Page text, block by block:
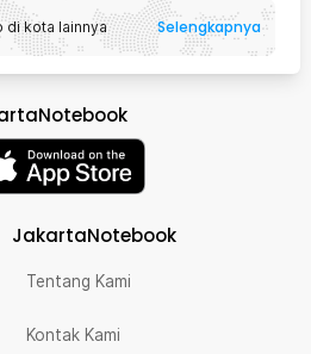
di kota lainnya Selengkapnya
JakartaNotebook
Tentang Kami
Kontak Kami